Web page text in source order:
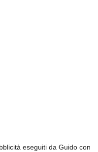
eseguiti da Guido con